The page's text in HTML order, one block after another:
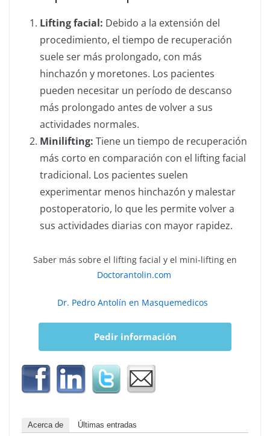
Lifting facial: Debido a la extensión del
procedimiento, el tiempo de recuperación
suele ser más prolongado, con más
hinchazón y moretones. Los pacientes
pueden necesitar un período de descanso
más prolongado antes de volver a sus
actividades normales.
Minilifting: Tiene un tiempo de recuperación
más corto en comparación con el lifting facial
tradicional. Los pacientes suelen
experimentar menos hinchazón y malestar
postoperatorio, lo que les permite volver a
sus actividades diarias con mayor rapidez.
Saber más sobre el lifting facial y el mini-lifting en
Doctorantolin.com
Dr. Pedro Antolín en Masquemedicos
Pedir información
Acerca de Últimas entradas